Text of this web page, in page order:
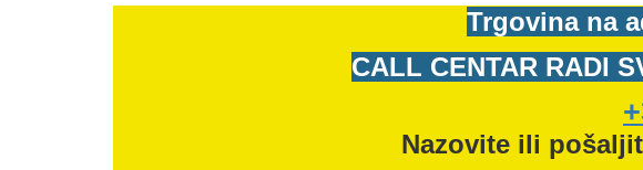
Trgovina na
CALL CENTAR RADI
Nazovite ili